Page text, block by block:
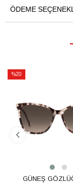
ÖDEME
%20
GÜNEŞ